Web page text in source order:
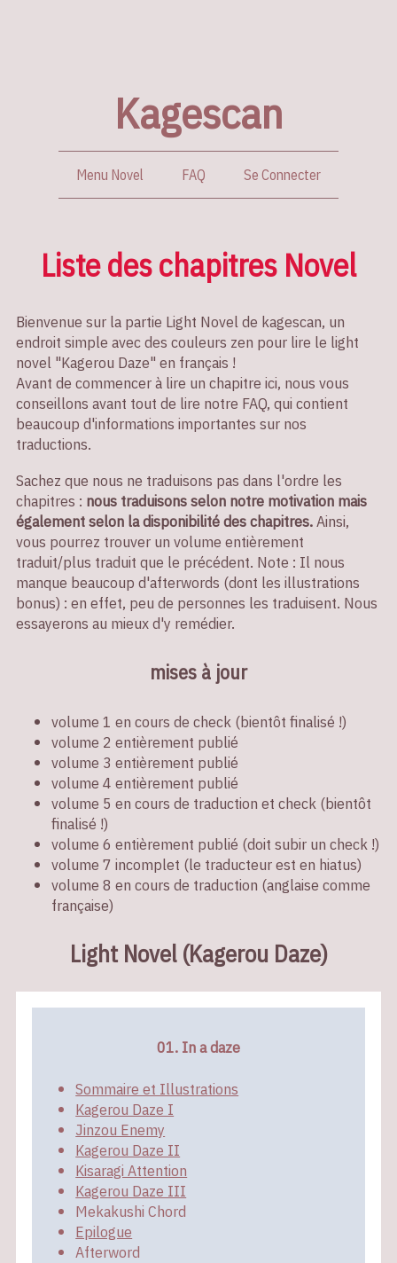
Kagescan
Menu Novel FAQ Se Connecter
Liste des chapitres Novel
Bienvenue sur la partie Light Novel de kagescan, un
endroit simple avec des couleurs zen pour lire le light
novel "Kagerou Daze" en français !
Avant de commencer à lire un chapitre ici, nous vous
conseillons avant tout de lire notre FAQ, qui contient
beaucoup d'informations importantes sur nos
traductions.
Sachez que nous ne traduisons pas dans l'ordre les
chapitres : nous traduisons selon notre motivation mais
également selon la disponibilité des chapitres.Ainsi,
vous pourrez trouver un volume entièrement
traduit/plus traduit que le précédent. Note : Il nous
manque beaucoup d'afterwords (dont les illustrations
bonus) : en effet, peu de personnes les traduisent. Nous
essayerons au mieux d'y remédier.
mises à jour
volume 1 en cours de check (bientôt finalisé !)
volume 2 entièrement publié
volume 3 entièrement publié
volume 4 entièrement publié
volume 5 en cours de traduction et check (bientôt
finalisé !)
volume 6 entièrement publié (doit subir un check !)
volume 7 incomplet (le traducteur est en hiatus)
volume 8 en cours de traduction (anglaise comme
française)
Light Novel (Kagerou Daze)
01. In a daze
Sommaire et Illustrations
Kagerou Daze I
Jinzou Enemy
Kagerou Daze II
Kisaragi Attention
Kagerou Daze III
Mekakushi Chord
Epilogue
Afterword